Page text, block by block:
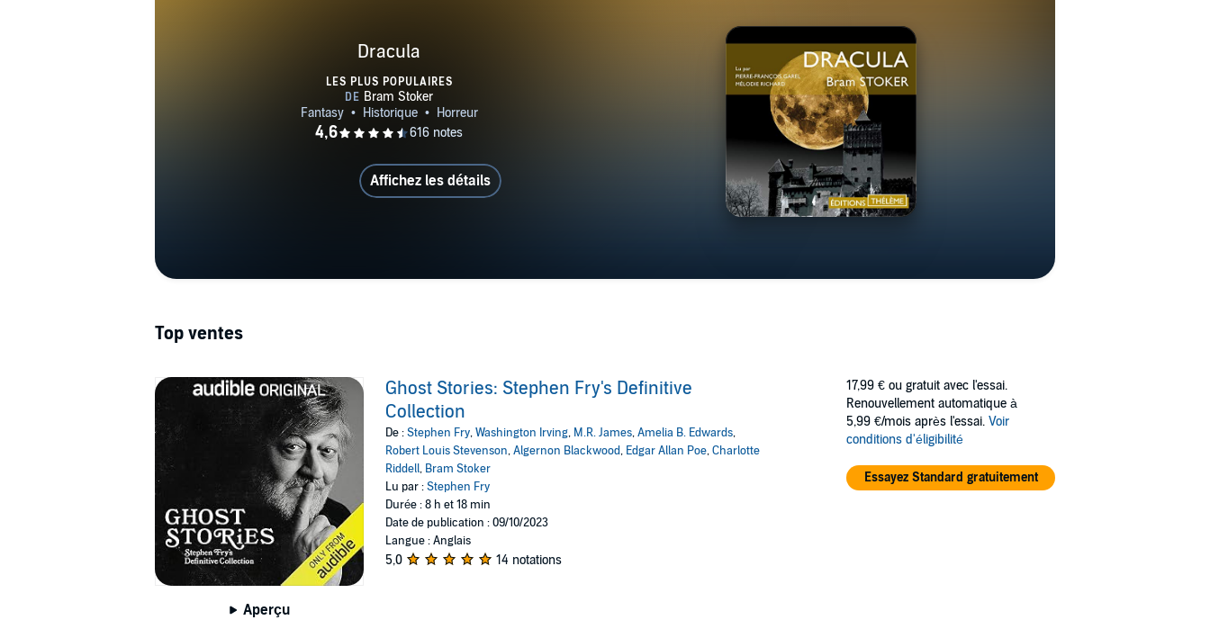
Dracula
LES PLUS POPULAIRES
Affichez les détails
Top ventes
Aperçu
Ghost Stories: Stephen Fry's Definitive
Collection
De :Stephen Fry,Washington Irving, M.R. James,Amelia B. Edwards,
Robert Louis Stevenson,Algernon Blackwood, Edgar Allan Poe,Charlotte
Riddell, Bram Stoker
Lu par :Stephen Fry
Durée : 8 h et 18 min
Date de publication : 09/10/2023
Langue : Anglais
5,0 14 notations
17,99 € ou gratuit avec l'essai.
Renouvellement automatique à
5,99 €/mois après l'essai. Voir
conditions d'éligibilité
Essayez Standard gratuitement